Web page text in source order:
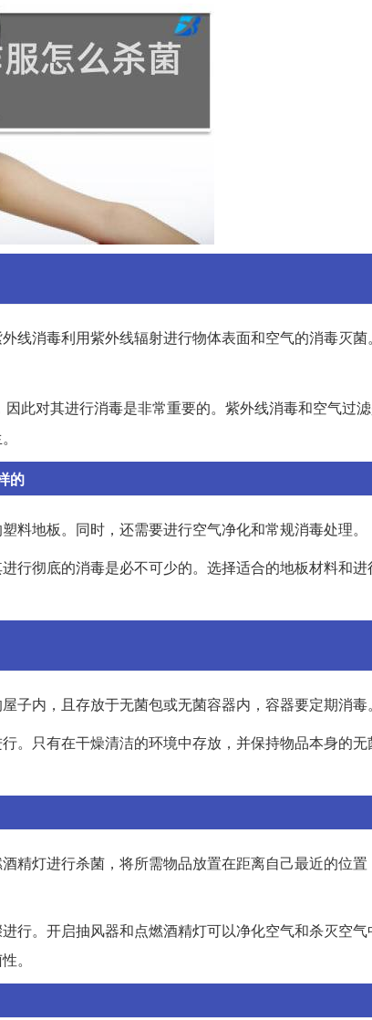
线消毒利用紫外线辐射进行物体表面和空气的消毒灭
此对其进行消毒是非常重要的。紫外线消毒和空气过
的
料地板。同时，还需要进行空气净化和常规消毒处理。
行彻底的消毒是必不可少的。选择适合的地板材料和
子内，且存放于无菌包或无菌容器内，容器要定期消毒。
。只有在干燥清洁的环境中存放，并保持物品本身的
精灯进行杀菌，将所需物品放置在距离自己最近的位
行。开启抽风器和点燃酒精灯可以净化空气和杀灭空
。